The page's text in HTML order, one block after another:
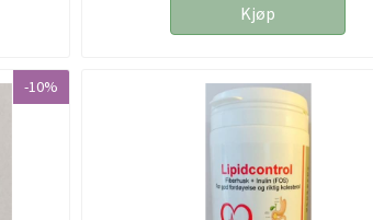
Kjøp
-10%